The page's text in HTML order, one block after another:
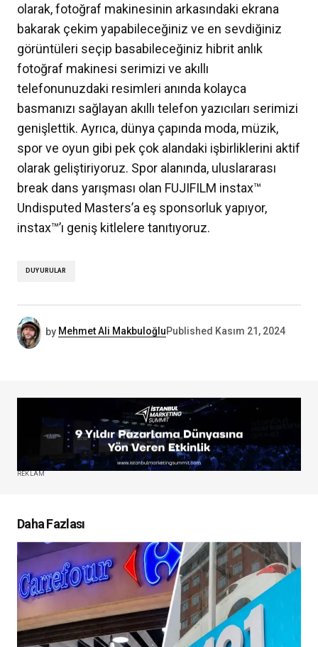
olarak, fotoğraf makinesinin arkasındaki ekrana
bakarak çekim yapabileceğiniz ve en sevdiğiniz
görüntüleri seçip basabileceğiniz hibrit anlık
fotoğraf makinesi serimizi ve akıllı
telefonunuzdaki resimleri anında kolayca
basmanızı sağlayan akıllı telefon yazıcıları serimizi
genişlettik. Ayrıca, dünya çapında moda, müzik,
spor ve oyun gibi pek çok alandaki işbirliklerini aktif
olarak geliştiriyoruz. Spor alanında, uluslararası
break dans yarışması olan FUJIFILM instax™
Undisputed Masters’a eş sponsorluk yapıyor,
instax™’ı geniş kitlelere tanıtıyoruz.
DUYURULAR
by Mehmet Ali MakbuloğluPublished Kasım 21, 2024
REKLAM
Daha Fazlası